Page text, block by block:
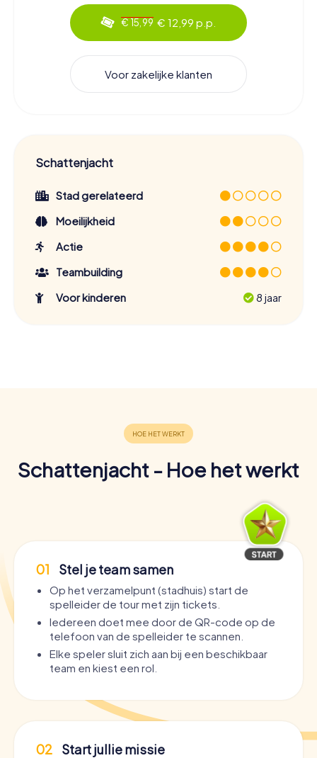
€ 15,99 € 12,99 p.p.
Voor zakelijke klanten
Schattenjacht
Stad gerelateerd
Moeilijkheid
Actie
Teambuilding
Voor kinderen
8 jaar
Schattenjacht - Hoe het werkt
01 Stel je team samen
Op het verzamelpunt (stadhuis) start de
spelleider de tour met zijn tickets.
Iedereen doet mee door de QR-code op de
telefoon van de spelleider te scannen.
Elke speler sluit zich aan bij een beschikbaar
team en kiest een rol.
02 Start jullie missie